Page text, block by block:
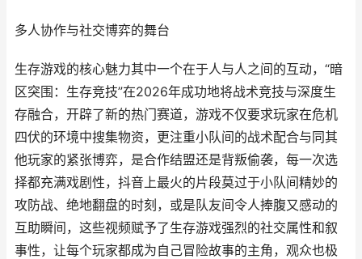
多人协作与社交博弈的舞台
生存游戏的核心魅力其中一个在于人与人之间的互动，“暗
区突围：生存竞技”在2026年成功地将战术竞技与深度生
存融合，开辟了新的热门赛道，游戏不仅要求玩家在危机
四伏的环境中搜集物资，更注重小队间的战术配合与同其
他玩家的紧张博弈，是合作结盟还是背叛偷袭，每一次选
择都充满戏剧性，抖音上最火的片段莫过于小队间精妙的
攻防战、绝地翻盘的时刻，或是队友间令人捧腹又感动的
互助瞬间，这些视频赋予了生存游戏强烈的社交属性和叙
事性，让每个玩家都成为自己冒险故事的主角，观众也极